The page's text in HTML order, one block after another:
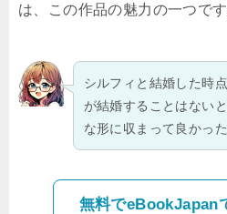
は、この作品の魅力の一つです
シルフィと結婚した時
が結婚することはない
な形に収まって良かっ
無料でeBookJapan